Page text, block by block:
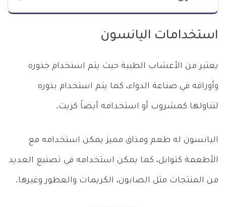
استخدامات اليانسون
يعتبر من الأعشاب الطبية حيث يتم استخدام جذوره
وأوراقه في صناعة الدواء، كما يتم استخدام بذوره
لتناولها كمشروب أو استخدامه أيضاً كزيت.
اليانسون له طعم ومذاق مميز يمكن استخدامه مع
الأطعمة كتوابل، كما يمكن استخدامه في تصنيع العديد
من المنتجات مثل الصابون، الكريمات والعطور وغيرها.